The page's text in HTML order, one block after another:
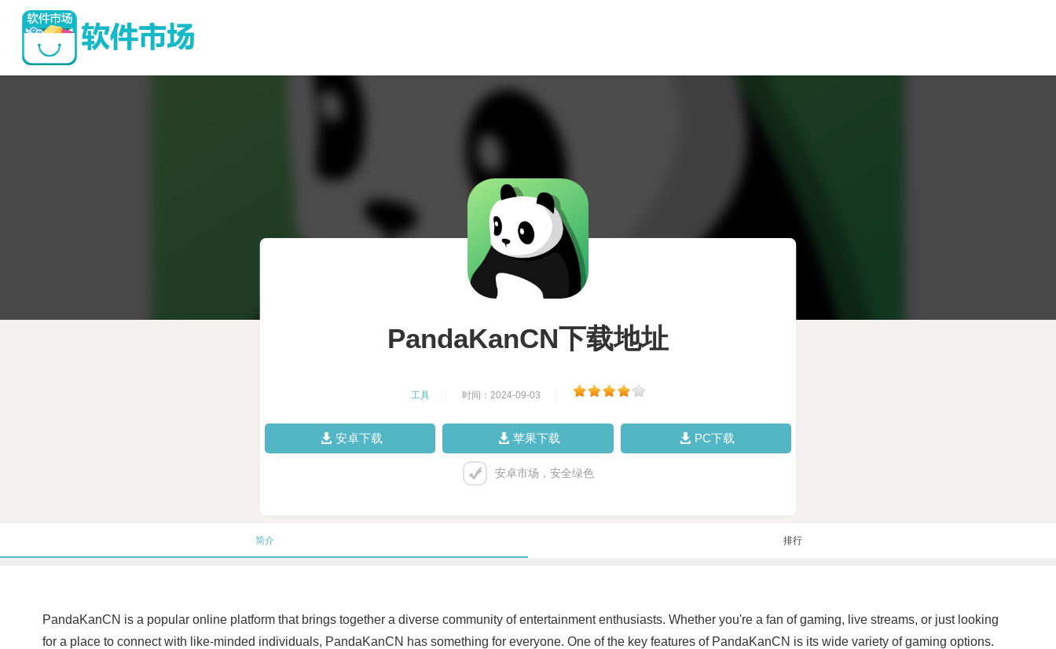
PandaKanCN下载地址
工具 时间：2024-09-03
安卓下载 苹果下载 PC下载
安卓市场，安全绿色
简介 排行
PandaKanCN is a popular online platform that brings together a diverse community of entertainment enthusiasts. Whether you're a fan of gaming, live streams, or just looking
for a place to connect with like-minded individuals, PandaKanCN has something for everyone. One of the key features of PandaKanCN is its wide variety of gaming options.